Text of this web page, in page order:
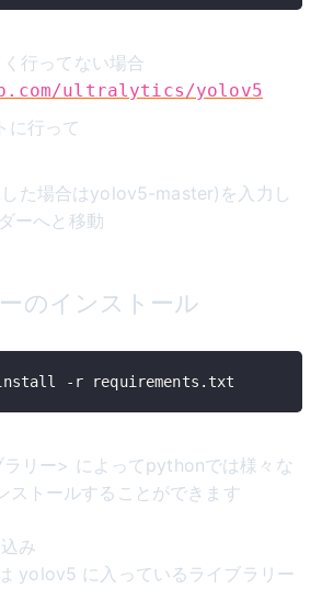
行ってない場合
ultralytics/yolov5
に行って
た場合はyolov5-master)を入力し
ーへと移動
のインストール
-r requirements.txt
リー> によってpythonでは様々な
ストールすることができます
み
yolov5 に入っているライブラリー